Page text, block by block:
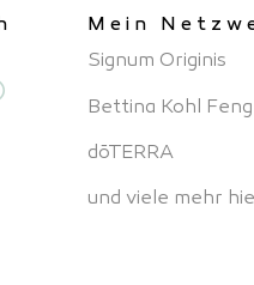
Mein
Signum Originis
Bettina Kohl
dōTERRA
und viele mehr